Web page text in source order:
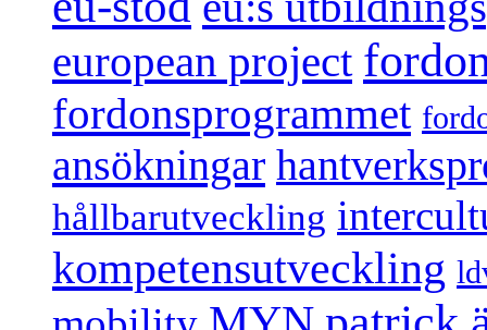
european project
fordonsprogrammet
ansökningar
hållbarutveckling
kompetensutveckling